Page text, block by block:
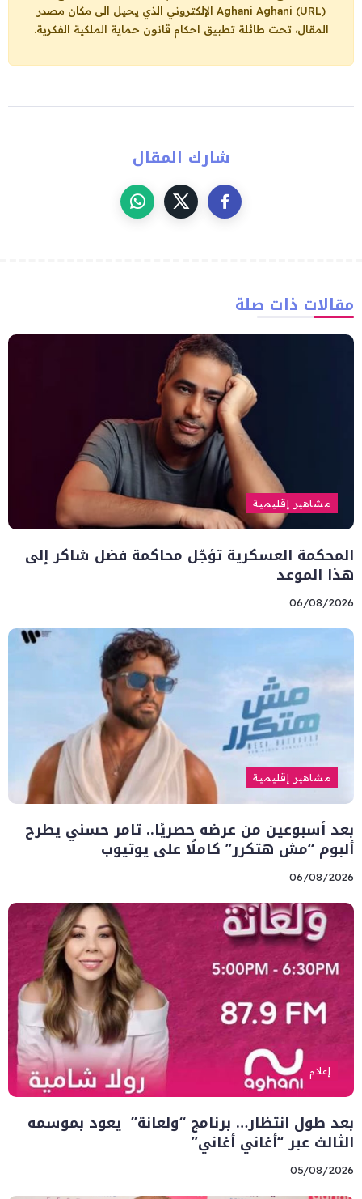
Aghani Aghani (URL) الإلكتروني الذي يحيل الى مكان مصدر
المقال، تحت طائلة تطبيق احكام قانون حماية الملكية الفكرية.
شارك المقال
مقالات ذات صلة
مشاهير إقليمية
المحكمة العسكرية تؤجّل محاكمة فضل شاكر إلى
هذا الموعد
06/08/2026
مشاهير إقليمية
بعد أسبوعين من عرضه حصريًا.. تامر حسني يطرح
ألبوم “مش هتكرر” كاملًا على يوتيوب
06/08/2026
إعلام
بعد طول انتظار… برنامج “ولعانة” يعود بموسمه
الثالث عبر “أغاني أغاني”
05/08/2026